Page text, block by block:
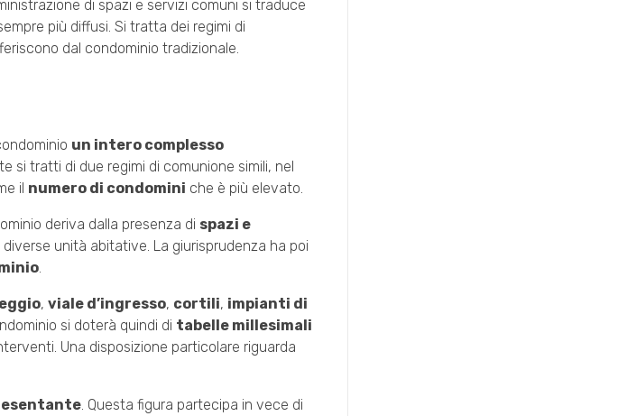
di spazi e servizi comuni si traduce
più diffusi. Si tratta dei regimi di
dal condominio tradizionale.
un intero complesso
si tratti di due regimi di comunione simili, nel
il numero di condomini che è più elevato.
deriva dalla presenza di spazi e
unità abitative. La giurisprudenza ha poi
, viale d’ingresso, cortili, impianti di
si doterà quindi di tabelle millesimali
Una disposizione particolare riguarda
. Questa figura partecipa in vece di